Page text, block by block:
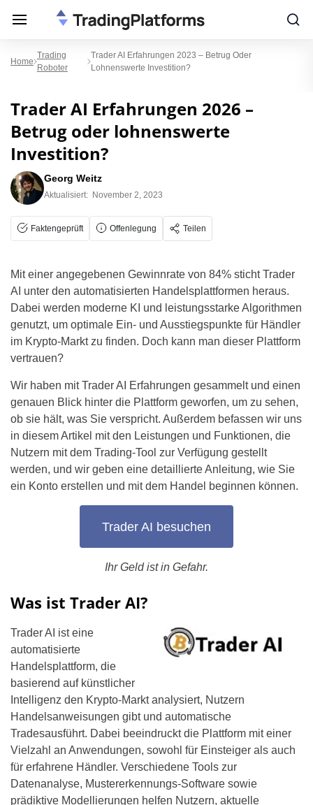
Home
Trading
Roboter
Trader AI Erfahrungen 2023 – Betrug Oder
Lohnenswerte Investition?
Trader AI Erfahrungen 2026 –
Betrug oder lohnenswerte
Investition?
Georg Weitz
Aktualisiert: November 2, 2023
Faktengeprüft Offenlegung Teilen
Mit einer angegebenen Gewinnrate von 84% sticht Trader
AI unter den automatisierten Handelsplattformen heraus.
Dabei werden moderne KI und leistungsstarke Algorithmen
genutzt, um optimale Ein- und Ausstiegspunkte für Händler
im Krypto-Markt zu finden. Doch kann man dieser Plattform
vertrauen?
Wir haben mit Trader AI Erfahrungen gesammelt und einen
genauen Blick hinter die Plattform geworfen, um zu sehen,
ob sie hält, was Sie verspricht. Außerdem befassen wir uns
in diesem Artikel mit den Leistungen und Funktionen, die
Nutzern mit dem Trading-Tool zur Verfügung gestellt
werden, und wir geben eine detaillierte Anleitung, wie Sie
ein Konto erstellen und mit dem Handel beginnen können.
Trader AI besuchen
Ihr Geld ist in Gefahr.
Was ist Trader AI?
Trader AI ist eine
automatisierte
Handelsplattform, die
basierend auf künstlicher
Intelligenz den Krypto-Markt analysiert, Nutzern
Handelsanweisungen gibt und automatische
Tradesausführt. Dabei beeindruckt die Plattform mit einer
Vielzahl an Anwendungen, sowohl für Einsteiger als auch
für erfahrene Händler. Verschiedene Tools zur
Datenanalyse, Mustererkennungs-Software sowie
prädiktive Modellierungen helfen Nutzern, aktuelle